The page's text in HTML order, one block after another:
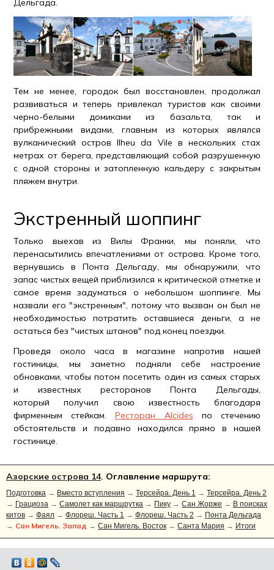
Дельгада.
Тем не менее, городок был восстановлен, продолжал
развиваться и теперь привлекал туристов как своими
черно-белыми домиками из базальта, так и
прибрежными видами, главным из которых являлся
вулканический остров Ilheu da Vile в нескольких стах
метрах от берега, представляющий собой разрушенную
с одной стороны и затопленную кальдеру с закрытым
пляжем внутри.
Экстренный шоппинг
Только выехав из Вилы Франки, мы поняли, что
перенасытились впечатлениями от острова. Кроме того,
вернувшись в Понта Дельгаду, мы обнаружили, что
запас чистых вещей приблизился к критической отметке и
самое время задуматься о небольшом шоппинге. Мы
назвали его "экстренным", потому что вызван он был не
необходимостью потратить оставшиеся деньги, а не
остаться без "чистых штанов" под конец поездки.
Проведя около часа в магазине напротив нашей
гостиницы, мы заметно подняли себе настроение
обновками, чтобы потом посетить один из самых старых
и известных ресторанов Понта Дельгады,
который получил свою известность благодаря
фирменным стейкам.Ресторан Alcides по стечению
обстоятельств и подавно находился прямо в нашей
гостинице.
Азорские острова 14. Оглавление маршрута:
Подготовка → Вместо вступления → Терсейра. День 1 → Терсейра. День 2
→ Грациоза → Самолет как маршрутка → Пику → Сан Жорже → В поисках
китов → Фаял → Флореш. Часть 1 → Флореш. Часть 2 → Понта Дельгада
→ Сан Мигель. Запад → Сан Мигель. Восток → Санта Мария → Итоги